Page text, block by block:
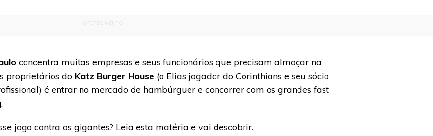
concentra muitas empresas e seus funcionários que precisam almoçar na
proprietários do Katz Burger House (o Elias jogador do Corinthians e seu sócio
é entrar no mercado de hambúrguer e concorrer com os grandes fast
.
jogo contra os gigantes? Leia esta matéria e vai descobrir.